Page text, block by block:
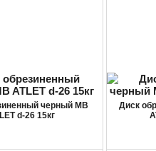
черный MB
d-26 15кг
Диск